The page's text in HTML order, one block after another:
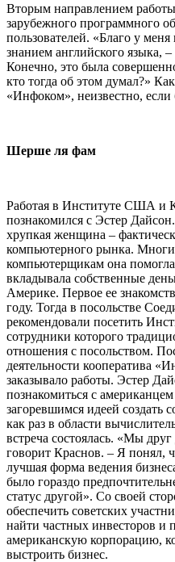
Вторым направлением
зарубежного программного
пользователей. «Благо у
знанием английского языка,
Конечно, это была
кто тогда об этом думал?»
«Инфоком», неизвестно,
Шерше ля фам
Работая в Институте США и
познакомился с Эстер
хрупкая женщина –
компьютерного рынка.
компьютерщикам она
вкладывала собственные
Америке. Первое ее
году. Тогда в посольстве
рекомендовали посетить
сотрудники которого
отношения с посольством.
деятельности кооператива
заказывало работы. Эстер
познакомиться с
загоревшимся идеей создать
как раз в области
встреча состоялась. «Мы
говорит Краснов. – Я понял,
лучшая форма ведения
было гораздо
статус другой». Со своей
обеспечить советских
найти частных инвесторов и
американскую корпорацию,
выстроить бизнес.